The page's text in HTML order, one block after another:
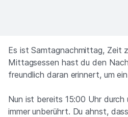
Es ist Samtagnachmittag, Zeit
Mittagsessen hast du den
freundlich daran erinnert, um
Nun ist bereits 15:00 Uhr
immer unberührt. Du ahnst,